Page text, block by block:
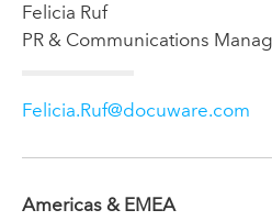
Felicia Ruf
PR & Communications
Felicia.Ruf@docuware.com
Americas & EMEA